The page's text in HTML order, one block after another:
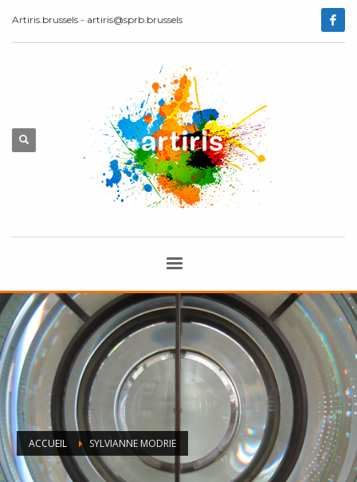
Artiris.brussels - artiris@sprb.brussels
ACCUEIL SYLVIANNE MODRIE